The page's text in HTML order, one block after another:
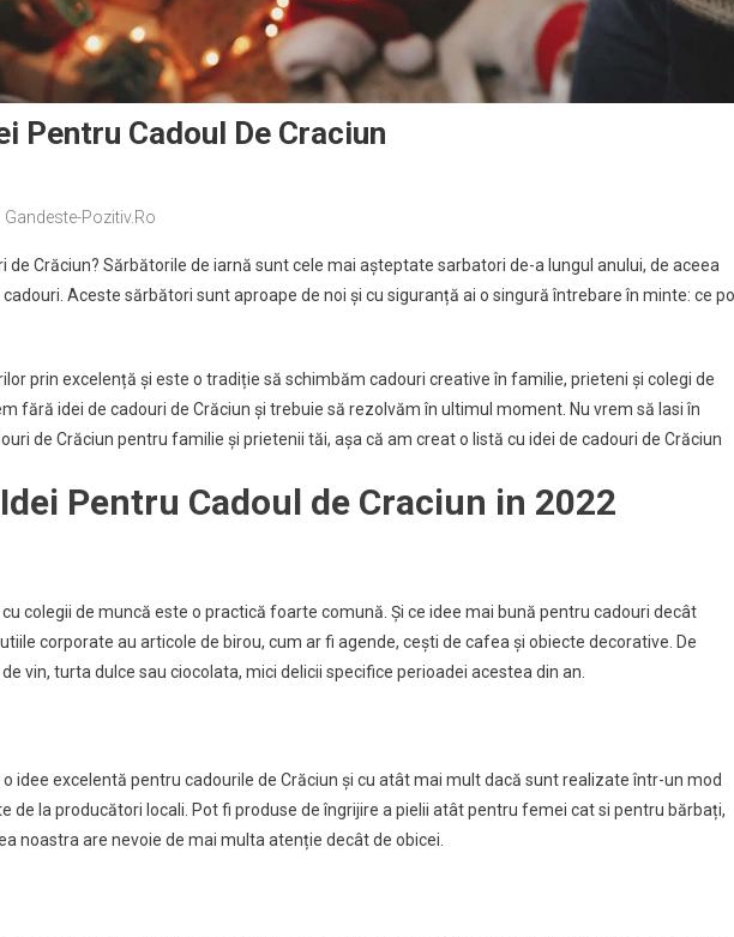
Pentru Cadoul De Craciun
Gandeste-Pozitiv.ro
Crăciun? Sărbătorile de iarnă sunt cele mai așteptate sarbatori de-a lungul anului, de aceea
Aceste sărbători sunt aproape de noi și cu siguranță ai o singură întrebare în minte: ce
prin excelență și este o tradiție să schimbăm cadouri creative în familie, prieteni și colegi de
fără idei de cadouri de Crăciun și trebuie să rezolvăm în ultimul moment. Nu vrem să lasi în
de Crăciun pentru familie și prietenii tăi, așa că am creat o listă cu idei de cadouri de Crăciun
Pentru Cadoul de Craciun in 2022
colegii de muncă este o practică foarte comună. Și ce idee mai bună pentru cadouri decât
corporate au articole de birou, cum ar fi agende, cești de cafea și obiecte decorative. De
vin, turta dulce sau ciocolata, mici delicii specifice perioadei acestea din an.
idee excelentă pentru cadourile de Crăciun și cu atât mai mult dacă sunt realizate într-un mod
de la producători locali. Pot fi produse de îngrijire a pielii atât pentru femei cat si pentru bărbați,
noastra are nevoie de mai multa atenție decât de obicei.